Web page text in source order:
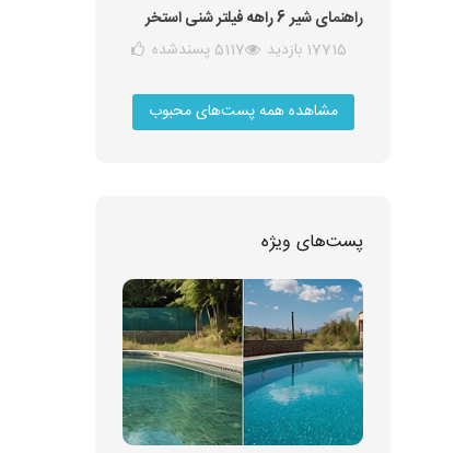
راهنمای شیر 6 راهه فیلتر شنی استخر
17715 بازدید
5117 پسندشده
مشاهده همه پست‌های محبوب
پست‌های ویژه